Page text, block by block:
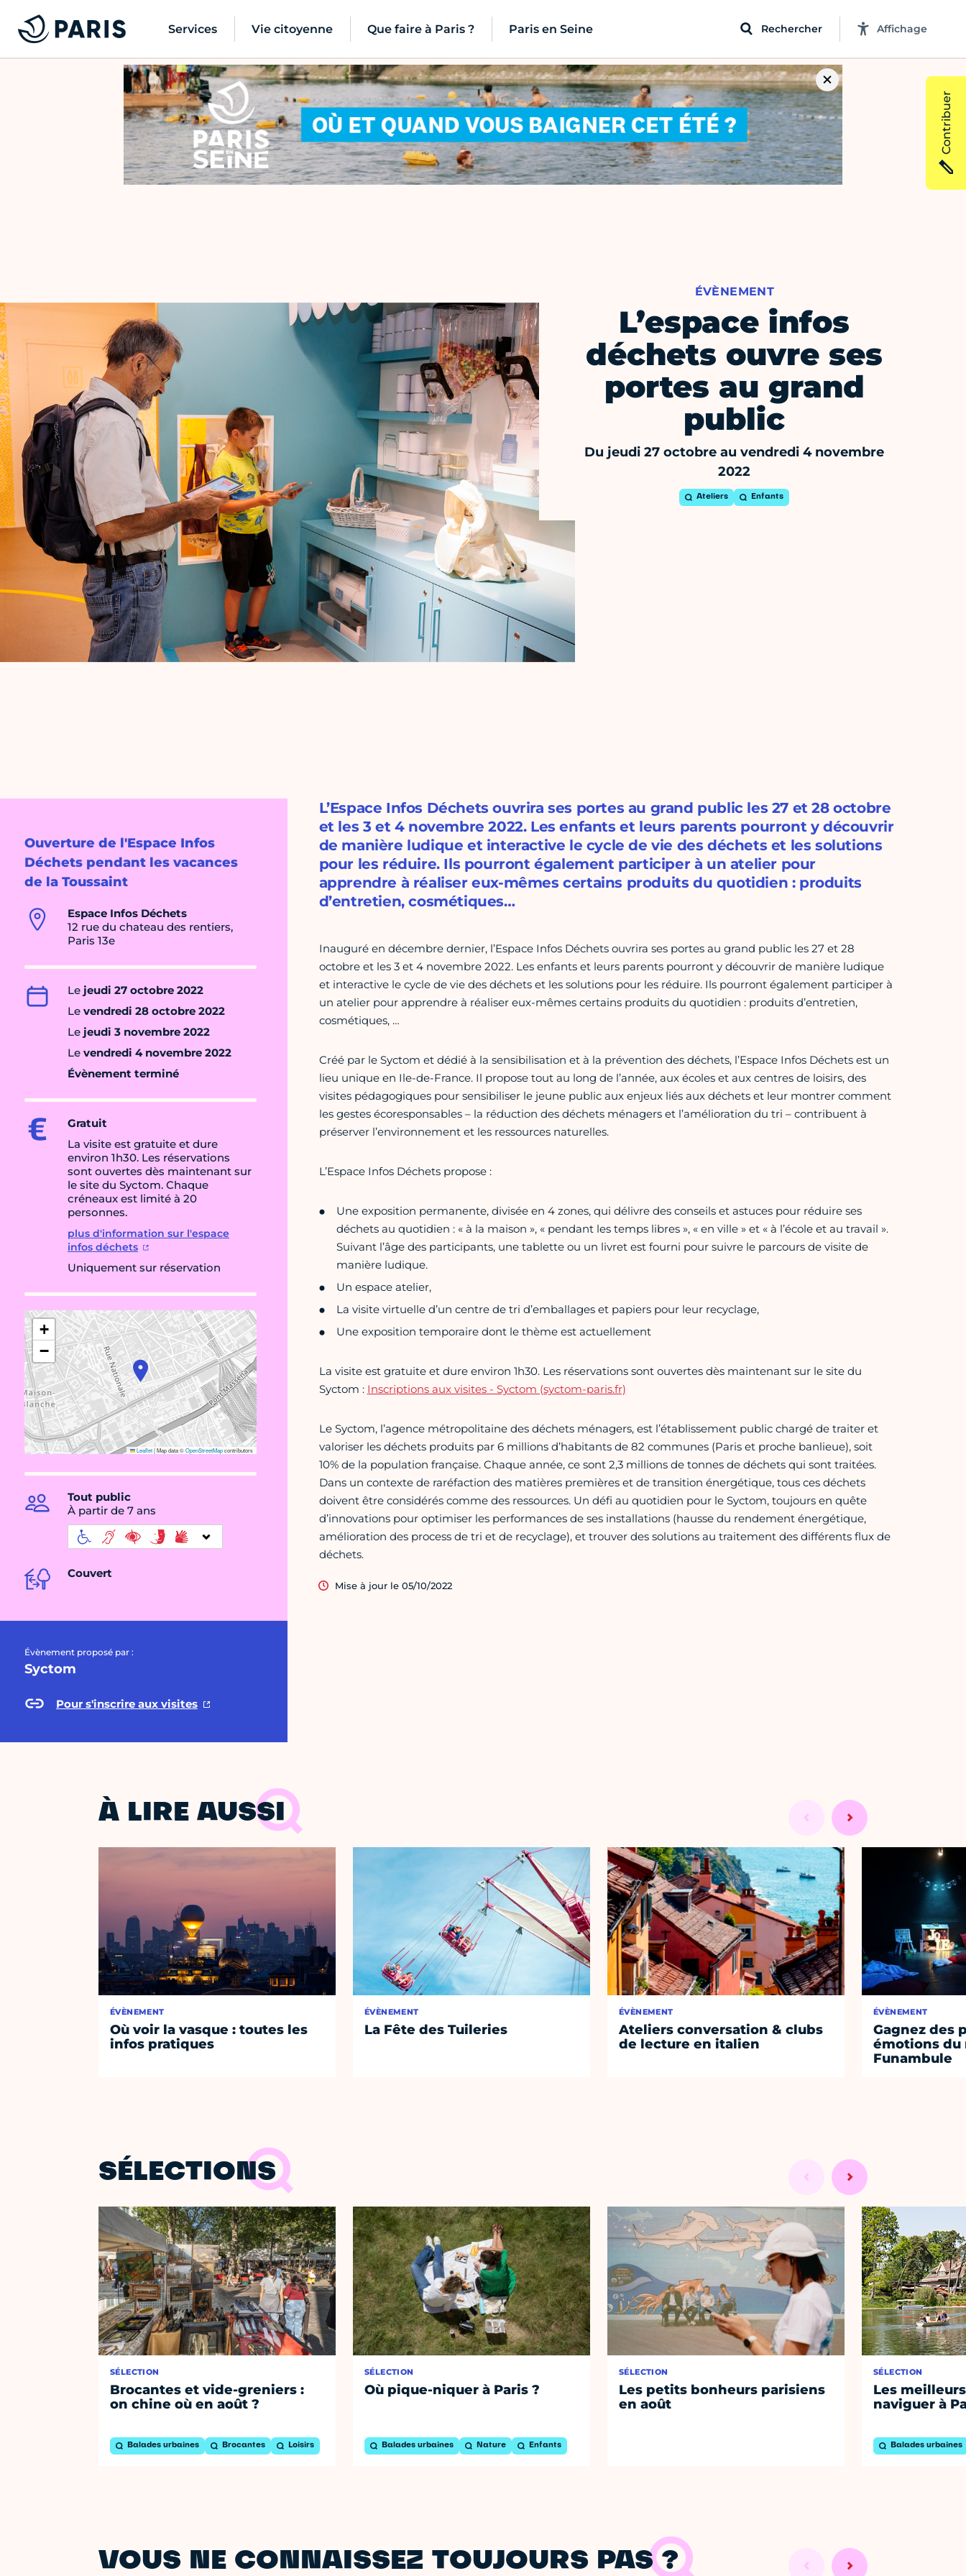
Services Vie citoyenne Que faire à Paris ? Paris en Seine Rechercher Affichage
ÉVÈNEMENT
L’espace infos
déchets ouvre ses
portes au grand
public
Du jeudi 27 octobre au vendredi 4 novembre
2022
Ateliers Enfants
Ouverture de l'Espace Infos
Déchets pendant les vacances
de la Toussaint
Espace Infos Déchets
12 rue du chateau des rentiers,
Paris 13e
Le jeudi 27 octobre 2022
Le vendredi 28 octobre 2022
Le jeudi 3 novembre 2022
Le vendredi 4 novembre 2022
Évènement terminé
Gratuit
La visite est gratuite et dure
environ 1h30. Les réservations
sont ouvertes dès maintenant sur
le site du Syctom. Chaque
créneaux est limité à 20
personnes.
plus d'information sur l'espace
infos déchets
Uniquement sur réservation
+
−
Leaflet|Map data ©OpenStreetMapcontributors
Tout public
À partir de 7 ans
Couvert
Évènement proposé par :
Syctom
Pour s'inscrire aux visites
L’Espace Infos Déchets ouvrira ses portes au grand public les 27 et 28 octobre
et les 3 et 4 novembre 2022. Les enfants et leurs parents pourront y découvrir
de manière ludique et interactive le cycle de vie des déchets et les solutions
pour les réduire. Ils pourront également participer à un atelier pour
apprendre à réaliser eux-mêmes certains produits du quotidien : produits
d’entretien, cosmétiques…
Inauguré en décembre dernier, l’Espace Infos Déchets ouvrira ses portes au grand public les 27 et 28
octobre et les 3 et 4 novembre 2022. Les enfants et leurs parents pourront y découvrir de manière ludique
et interactive le cycle de vie des déchets et les solutions pour les réduire. Ils pourront également participer à
un atelier pour apprendre à réaliser eux-mêmes certains produits du quotidien : produits d’entretien,
cosmétiques, …
Créé par le Syctom et dédié à la sensibilisation et à la prévention des déchets, l’Espace Infos Déchets est un
lieu unique en Ile-de-France. Il propose tout au long de l’année, aux écoles et aux centres de loisirs, des
visites pédagogiques pour sensibiliser le jeune public aux enjeux liés aux déchets et leur montrer comment
les gestes écoresponsables – la réduction des déchets ménagers et l’amélioration du tri – contribuent à
préserver l’environnement et les ressources naturelles.
L’Espace Infos Déchets propose :
Une exposition permanente, divisée en 4 zones, qui délivre des conseils et astuces pour réduire ses
déchets au quotidien : « à la maison », « pendant les temps libres », « en ville » et « à l’école et au travail ».
Suivant l’âge des participants, une tablette ou un livret est fourni pour suivre le parcours de visite de
manière ludique.
Un espace atelier,
La visite virtuelle d’un centre de tri d’emballages et papiers pour leur recyclage,
Une exposition temporaire dont le thème est actuellement
La visite est gratuite et dure environ 1h30. Les réservations sont ouvertes dès maintenant sur le site du
Syctom : Inscriptions aux visites - Syctom (syctom-paris.fr)
Le Syctom, l’agence métropolitaine des déchets ménagers, est l’établissement public chargé de traiter et
valoriser les déchets produits par 6 millions d’habitants de 82 communes (Paris et proche banlieue), soit
10% de la population française. Chaque année, ce sont 2,3 millions de tonnes de déchets qui sont traitées.
Dans un contexte de raréfaction des matières premières et de transition énergétique, tous ces déchets
doivent être considérés comme des ressources. Un défi au quotidien pour le Syctom, toujours en quête
d’innovations pour optimiser les performances de ses installations (hausse du rendement énergétique,
amélioration des process de tri et de recyclage), et trouver des solutions au traitement des différents flux de
déchets.
Mise à jour le 05/10/2022
À LIRE AUSSI
ÉVÈNEMENT
Où voir la vasque : toutes les
infos pratiques
ÉVÈNEMENT
La Fête des Tuileries
ÉVÈNEMENT
Ateliers conversation & clubs
de lecture en italien
ÉVÈNEMENT
Gagnez des
émotions du
Funambule
SÉLECTIONS
SÉLECTION
Brocantes et vide-greniers :
on chine où en août ?
Balades urbaines Brocantes Loisirs
SÉLECTION
Où pique-niquer à Paris ?
Balades urbaines Nature Enfants
SÉLECTION
Les petits bonheurs parisiens
en août
SÉLECTION
Les
naviguer à
Balades urbaines
VOUS NE CONNAISSEZ TOUJOURS PAS ?
Contribuer